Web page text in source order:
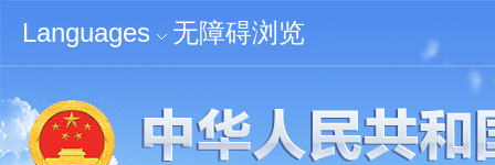
Languages 无障碍浏览